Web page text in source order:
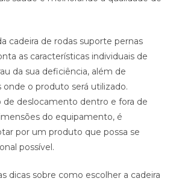
cadeira de rodas suporte pernas
as características individuais de
da sua deficiência, além de
onde o produto será utilizado.
de deslocamento dentro e fora de
do equipamento, é
por um produto que possa se
possível.
dicas sobre como escolher a cadeira